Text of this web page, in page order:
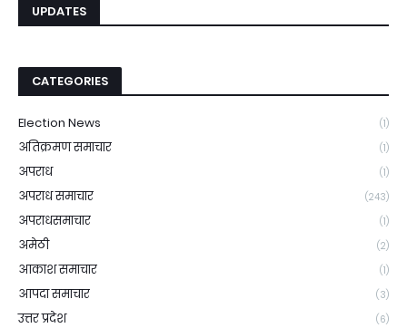
UPDATES
CATEGORIES
Election News (1)
अतिक्रमण समाचार (1)
अपराध (1)
अपराध समाचार (243)
अपराधसमाचार (1)
अमेठी (2)
आकाश समाचार (1)
आपदा समाचार (3)
उत्तर प्रदेश (6)